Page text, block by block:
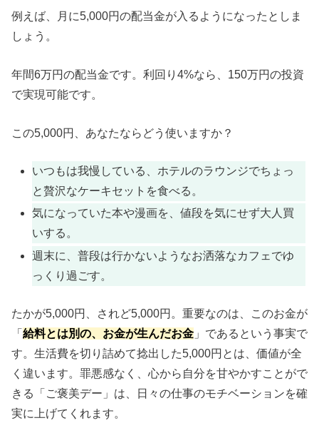
例えば、月に5,000円の配当金が入るようになったとしま
しょう。
年間6万円の配当金です。利回り4%なら、150万円の投資
で実現可能です。
この5,000円、あなたならどう使いますか？
いつもは我慢している、ホテルのラウンジでちょっ
と贅沢なケーキセットを食べる。
気になっていた本や漫画を、値段を気にせず大人買
いする。
週末に、普段は行かないようなお洒落なカフェでゆ
っくり過ごす。
たかが5,000円、されど5,000円。重要なのは、このお金が
「 給料とは別の、お金が生んだお金 」であるという事実で
す。生活費を切り詰めて捻出した5,000円とは、価値が全
く違います。罪悪感なく、心から自分を甘やかすことがで
きる「ご褒美デー」は、日々の仕事のモチベーションを確
実に上げてくれます。